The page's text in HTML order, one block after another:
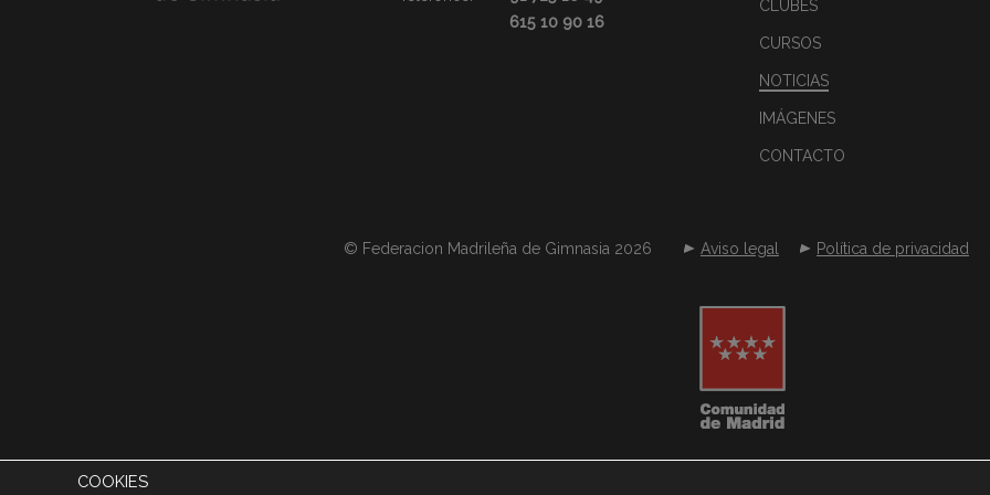
615 10 90 16
CLUBES
CURSOS
NOTICIAS
IMÁGENES
CONTACTO
© Federacion Madrileña de Gimnasia 2026 Aviso legal Política de privacidad
COOKIES